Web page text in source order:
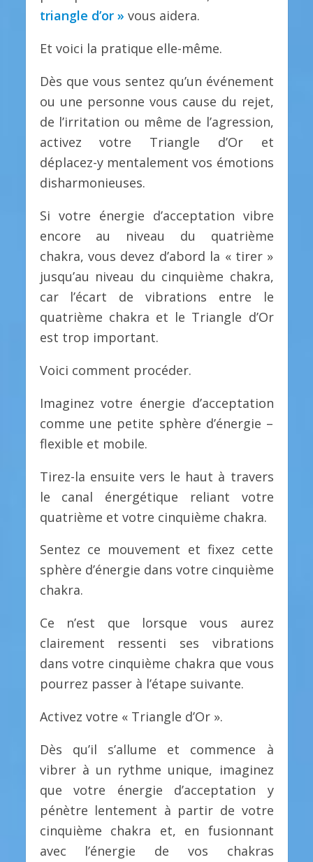
triangle d’or » vous aidera.
Et voici la pratique elle-même.
Dès que vous sentez qu’un événement
ou une personne vous cause du rejet,
de l’irritation ou même de l’agression,
activez votre Triangle d’Or et
déplacez-y mentalement vos émotions
disharmonieuses.
Si votre énergie d’acceptation vibre
encore au niveau du quatrième
chakra, vous devez d’abord la « tirer »
jusqu’au niveau du cinquième chakra,
car l’écart de vibrations entre le
quatrième chakra et le Triangle d’Or
est trop important.
Voici comment procéder.
Imaginez votre énergie d’acceptation
comme une petite sphère d’énergie –
flexible et mobile.
Tirez-la ensuite vers le haut à travers
le canal énergétique reliant votre
quatrième et votre cinquième chakra.
Sentez ce mouvement et fixez cette
sphère d’énergie dans votre cinquième
chakra.
Ce n’est que lorsque vous aurez
clairement ressenti ses vibrations
dans votre cinquième chakra que vous
pourrez passer à l’étape suivante.
Activez votre « Triangle d’Or ».
Dès qu’il s’allume et commence à
vibrer à un rythme unique, imaginez
que votre énergie d’acceptation y
pénètre lentement à partir de votre
cinquième chakra et, en fusionnant
avec l’énergie de vos chakras